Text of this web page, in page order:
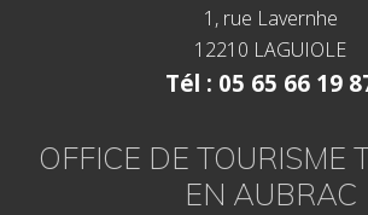
1, rue Lavernhe
12210 LAGUIOLE
Tél : 05 65 66 19
OFFICE DE TOURISME
EN AUBRAC